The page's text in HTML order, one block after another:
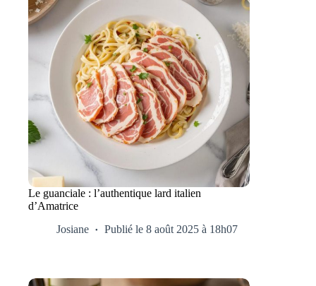
Le guanciale : l’authentique lard italien
d’Amatrice
Josiane
Publié le 8 août 2025 à 18h07